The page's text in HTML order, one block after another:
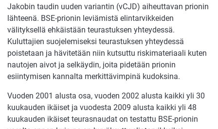
Jakobin taudin uuden variantin (vCJD) aiheuttavan prionin
lähteenä. BSE-prionin leviämistä elintarvikkeiden
välityksellä ehkäistään teurastuksen yhteydessä.
Kuluttajien suojelemiseksi teurastuksen yhteydessä
poistetaan ja hävitetään niin kutsuttu riskimateriaali kuten
nautojen aivot ja selkäydin, joita pidetään prionin
esiintymisen kannalta merkittävimpinä kudoksina.
Vuoden 2001 alusta osa, vuoden 2002 alusta kaikki yli 30
kuukauden ikäiset ja vuodesta 2009 alusta kaikki yli 48
kuukauden ikäiset teurasnaudat on testattu BSE-prionin